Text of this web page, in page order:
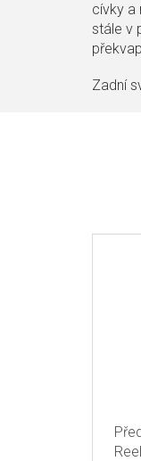
cívky a
stále v
Zadní